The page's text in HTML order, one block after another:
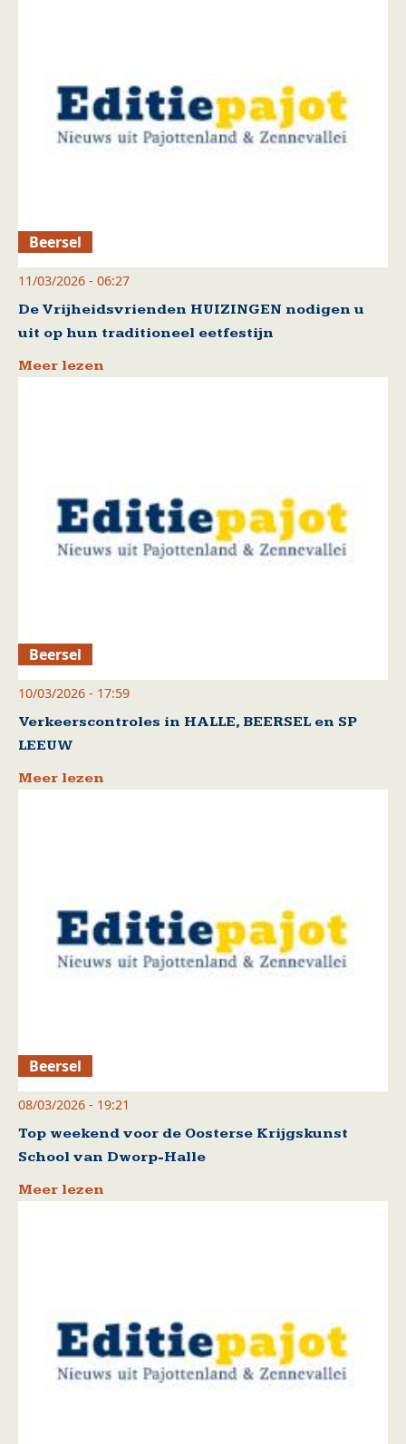
Beersel
11/03/2026 - 06:27
De Vrijheidsvrienden HUIZINGEN nodigen u
uit op hun traditioneel eetfestijn
Meer lezen
Beersel
10/03/2026 - 17:59
Verkeerscontroles in HALLE, BEERSEL en SP
LEEUW
Meer lezen
Beersel
08/03/2026 - 19:21
Top weekend voor de Oosterse Krijgskunst
School van Dworp-Halle
Meer lezen